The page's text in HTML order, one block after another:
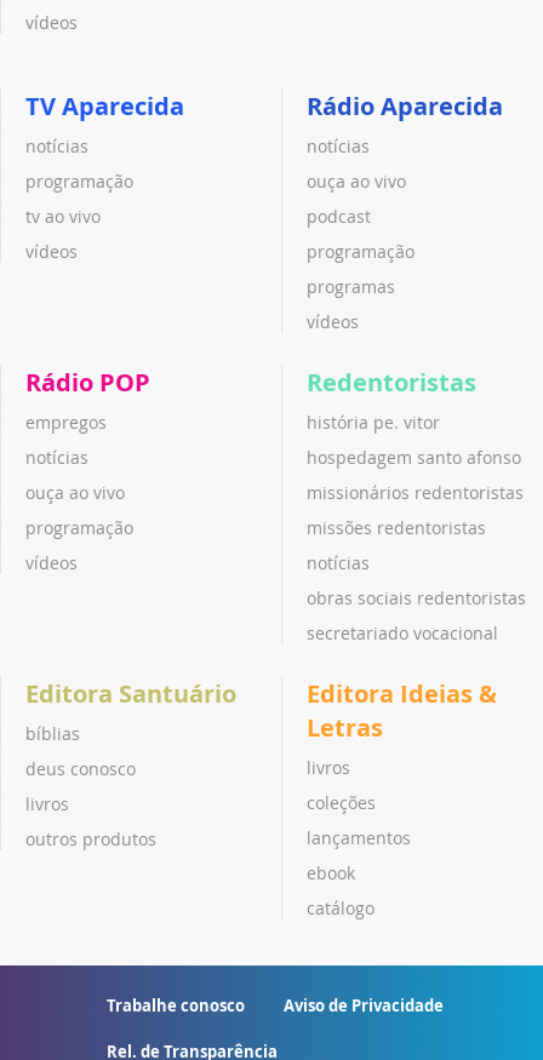
vídeos
TV Aparecida
notícias
programação
tv ao vivo
vídeos
Rádio Aparecida
notícias
ouça ao vivo
podcast
programação
programas
vídeos
Rádio POP
empregos
notícias
ouça ao vivo
programação
vídeos
Redentoristas
história pe. vitor
hospedagem santo afonso
missionários redentoristas
missões redentoristas
notícias
obras sociais redentoristas
secretariado vocacional
Editora Santuário
bíblias
deus conosco
livros
outros produtos
Editora Ideias &
Letras
livros
coleções
lançamentos
ebook
catálogo
Trabalhe conosco Aviso de Privacidade
Rel. de Transparência